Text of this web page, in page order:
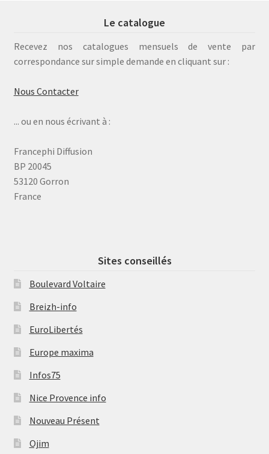
Le catalogue
Recevez nos catalogues mensuels de vente par
correspondance sur simple demande en cliquant sur :
Nous Contacter
... ou en nous écrivant à :
Francephi Diffusion
BP 20045
53120 Gorron
France
Sites conseillés
Boulevard Voltaire
Breizh-info
EuroLibertés
Europe maxima
Infos75
Nice Provence info
Nouveau Présent
Ojim